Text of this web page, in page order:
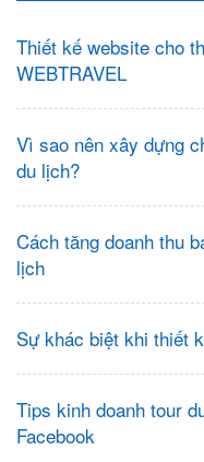
Thiết kế website cho
WEBTRAVEL
Vì sao nên xây dựng
du lịch?
Cách tăng doanh thu
lịch
Sự khác biệt khi thiết
Tips kinh doanh tour
Facebook